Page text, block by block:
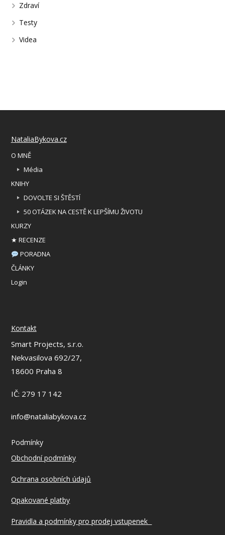
Zdraví
Testy
Videa
NataliaBykova.cz
O MNĚ
Média
KNIHY
DOVOLTE SI ŠTĚSTÍ
50 OTÁZEK NA CESTĚ K LEPŠÍMU ŽIVOTU
KURZY
★ RECENZE
PORADNA
ČLÁNKY
Login
Kontakt
Smart Projects, s.r.o.
Nekvasilova 692/27,
18600 Praha 8
IČ: 279 17 142
info@nataliabykova.cz
Podmínky
Obchodní podmínky
Ochrana osobních údajů
Opakované platby
Pravidla a podmínky pro prodej vstupenek